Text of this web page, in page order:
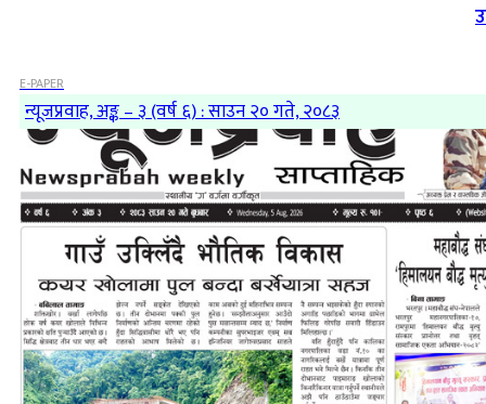
E-PAPER
न्यूजप्रवाह, अङ्क – ३ (वर्ष ६) : साउन २० गते, २०८३